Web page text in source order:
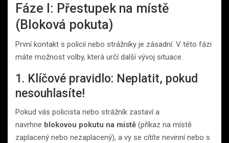
Fáze I: Přestupek na místě
(Bloková pokuta)
První kontakt s policií nebo strážníky je zásadní. V této fázi
máte možnost volby, která určí další vývoj situace.
1. Klíčové pravidlo: Neplatit, pokud
nesouhlasíte!
Pokud vás policista nebo strážník zastaví a
navrhne blokovou pokutu na místě (příkaz na místě
zaplacený nebo nezaplacený), a vy se cítíte nevinní nebo s